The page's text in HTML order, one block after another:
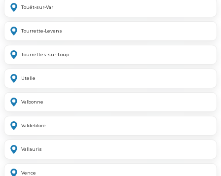
Touët-sur-Var
Tourrette-Levens
Tourrettes-sur-Loup
Utelle
Valbonne
Valdeblore
Vallauris
Vence